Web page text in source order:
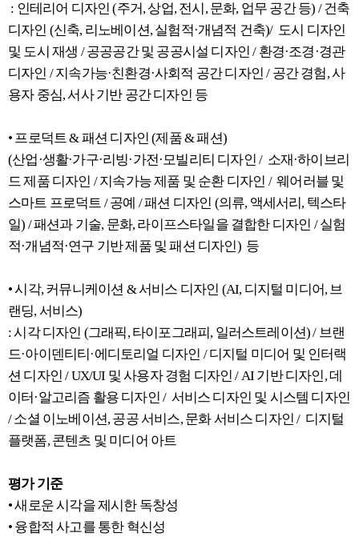
: 인테리어 디자인 (주거, 상업, 전시, 문화, 업무 공간 등) / 건축
디자인 (신축, 리노베이션, 실험적·개념적 건축)/ 도시 디자인
및 도시 재생 / 공공공간 및 공공시설 디자인 / 환경·조경·경관
디자인 / 지속가능·친환경·사회적 공간 디자인 / 공간 경험, 사
용자 중심, 서사 기반 공간 디자인 등
• 프로덕트 & 패션 디자인 (제품 & 패션)
(산업·생활·가구·리빙·가전·모빌리티 디자인 / 소재·하이브리
드 제품 디자인 / 지속가능 제품 및 순환 디자인 / 웨어러블 및
스마트 프로덕트 / 공예 / 패션 디자인 (의류, 액세서리, 텍스타
일) / 패션과 기술, 문화, 라이프스타일을 결합한 디자인 / 실험
적·개념적·연구 기반 제품 및 패션 디자인) 등
• 시각, 커뮤니케이션 & 서비스 디자인 (AI, 디지털 미디어, 브
랜딩, 서비스)
: 시각 디자인 (그래픽, 타이포그래피, 일러스트레이션) / 브랜
드·아이덴티티·에디토리얼 디자인 / 디지털 미디어 및 인터랙
션 디자인 / UX/UI 및 사용자 경험 디자인 / AI 기반 디자인, 데
이터·알고리즘 활용 디자인 / 서비스 디자인 및 시스템 디자인
/ 소셜 이노베이션, 공공 서비스, 문화 서비스 디자인 / 디지털
플랫폼, 콘텐츠 및 미디어 아트
평가 기준
• 새로운 시각을 제시한 독창성
• 융합적 사고를 통한 혁신성